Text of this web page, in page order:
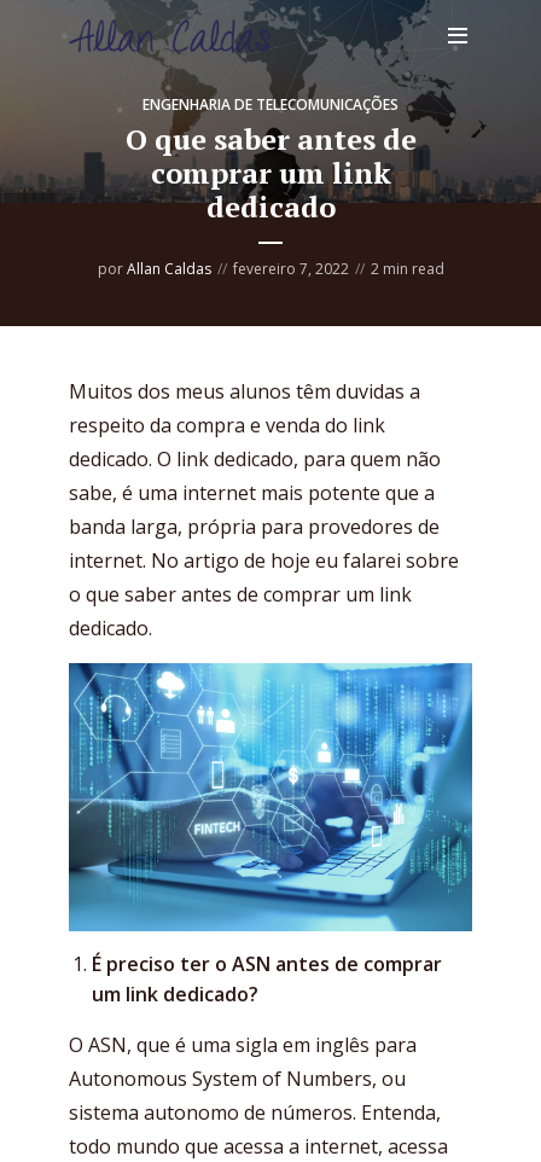
ENGENHARIA DE TELECOMUNICAÇÕES
O que saber antes de
comprar um link
dedicado
porAllan Caldas fevereiro 7, 2022 2 min read
Muitos dos meus alunos têm duvidas a
respeito da compra e venda do link
dedicado. O link dedicado, para quem não
sabe, é uma internet mais potente que a
banda larga, própria para provedores de
internet. No artigo de hoje eu falarei sobre
o que saber antes de comprar um link
dedicado.
É preciso ter o ASN antes de comprar
um link dedicado?
O ASN, que é uma sigla em inglês para
Autonomous System of Numbers, ou
sistema autonomo de números. Entenda,
todo mundo que acessa a internet, acessa